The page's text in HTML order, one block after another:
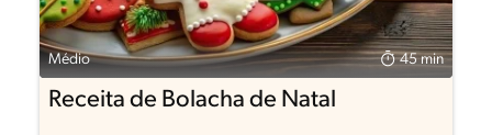
Médio 45 min
Receita de Bolacha de Natal